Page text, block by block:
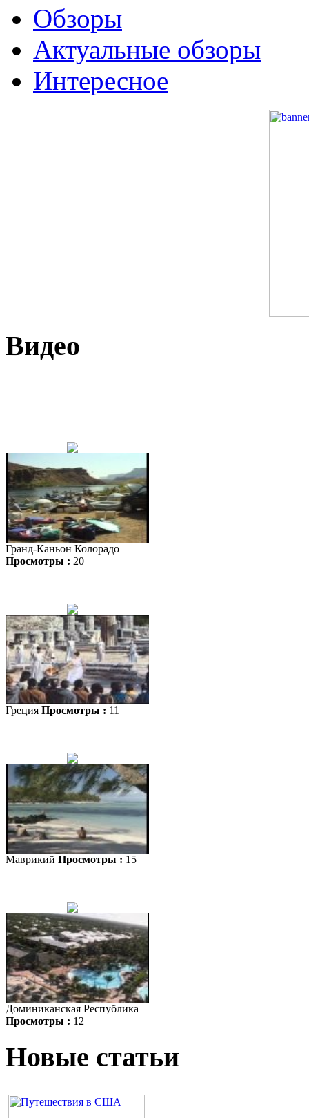
Обзоры
Актуальные обзоры
Интересное
Видео
Гранд-Каньон Колорадо
Просмотры : 20
Греция Просмотры : 11
Маврикий Просмотры : 15
Доминиканская Республика
Просмотры : 12
Новые статьи